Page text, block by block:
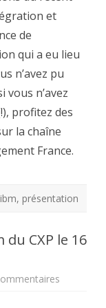
et
de
qui a eu lieu
n’avez pu
n’avez
profitez des
la chaîne
France.
ibm, présentation
CXP le 16